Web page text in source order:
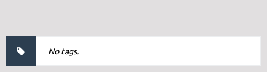
No tags.